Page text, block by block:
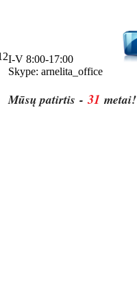
I-V 8:00-17:00
Skype: arnelita_office
Mūsų patirtis - 31 metai!